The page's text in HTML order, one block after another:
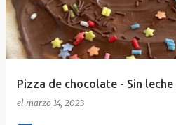
Pizza de chocolate - Sin leche
el marzo 14, 2023